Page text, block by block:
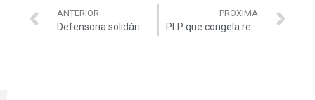
ANTERIOR PRÓXIMA